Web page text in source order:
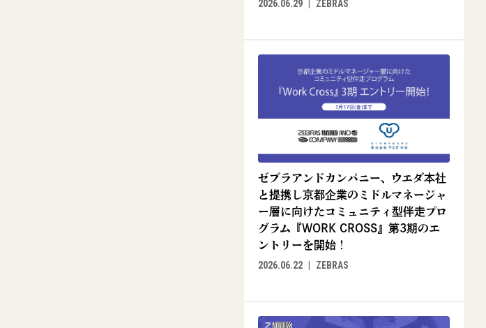
2026.06.29
ZEBRAS
ゼブラアンドカンパニー、ウエダ本社
と提携し京都企業のミドルマネージャ
ー層に向けたコミュニティ型伴走プロ
グラム『WORK CROSS』第3期のエ
ントリーを開始！
2026.06.22
ZEBRAS